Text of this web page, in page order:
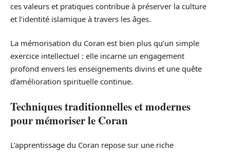
ces valeurs et pratiques contribue à préserver la culture
et l’identité islamique à travers les âges.
La mémorisation du Coran est bien plus qu’un simple
exercice intellectuel : elle incarne un engagement
profond envers les enseignements divins et une quête
d’amélioration spirituelle continue.
Techniques traditionnelles et modernes
pour mémoriser le Coran
L’apprentissage du Coran repose sur une riche